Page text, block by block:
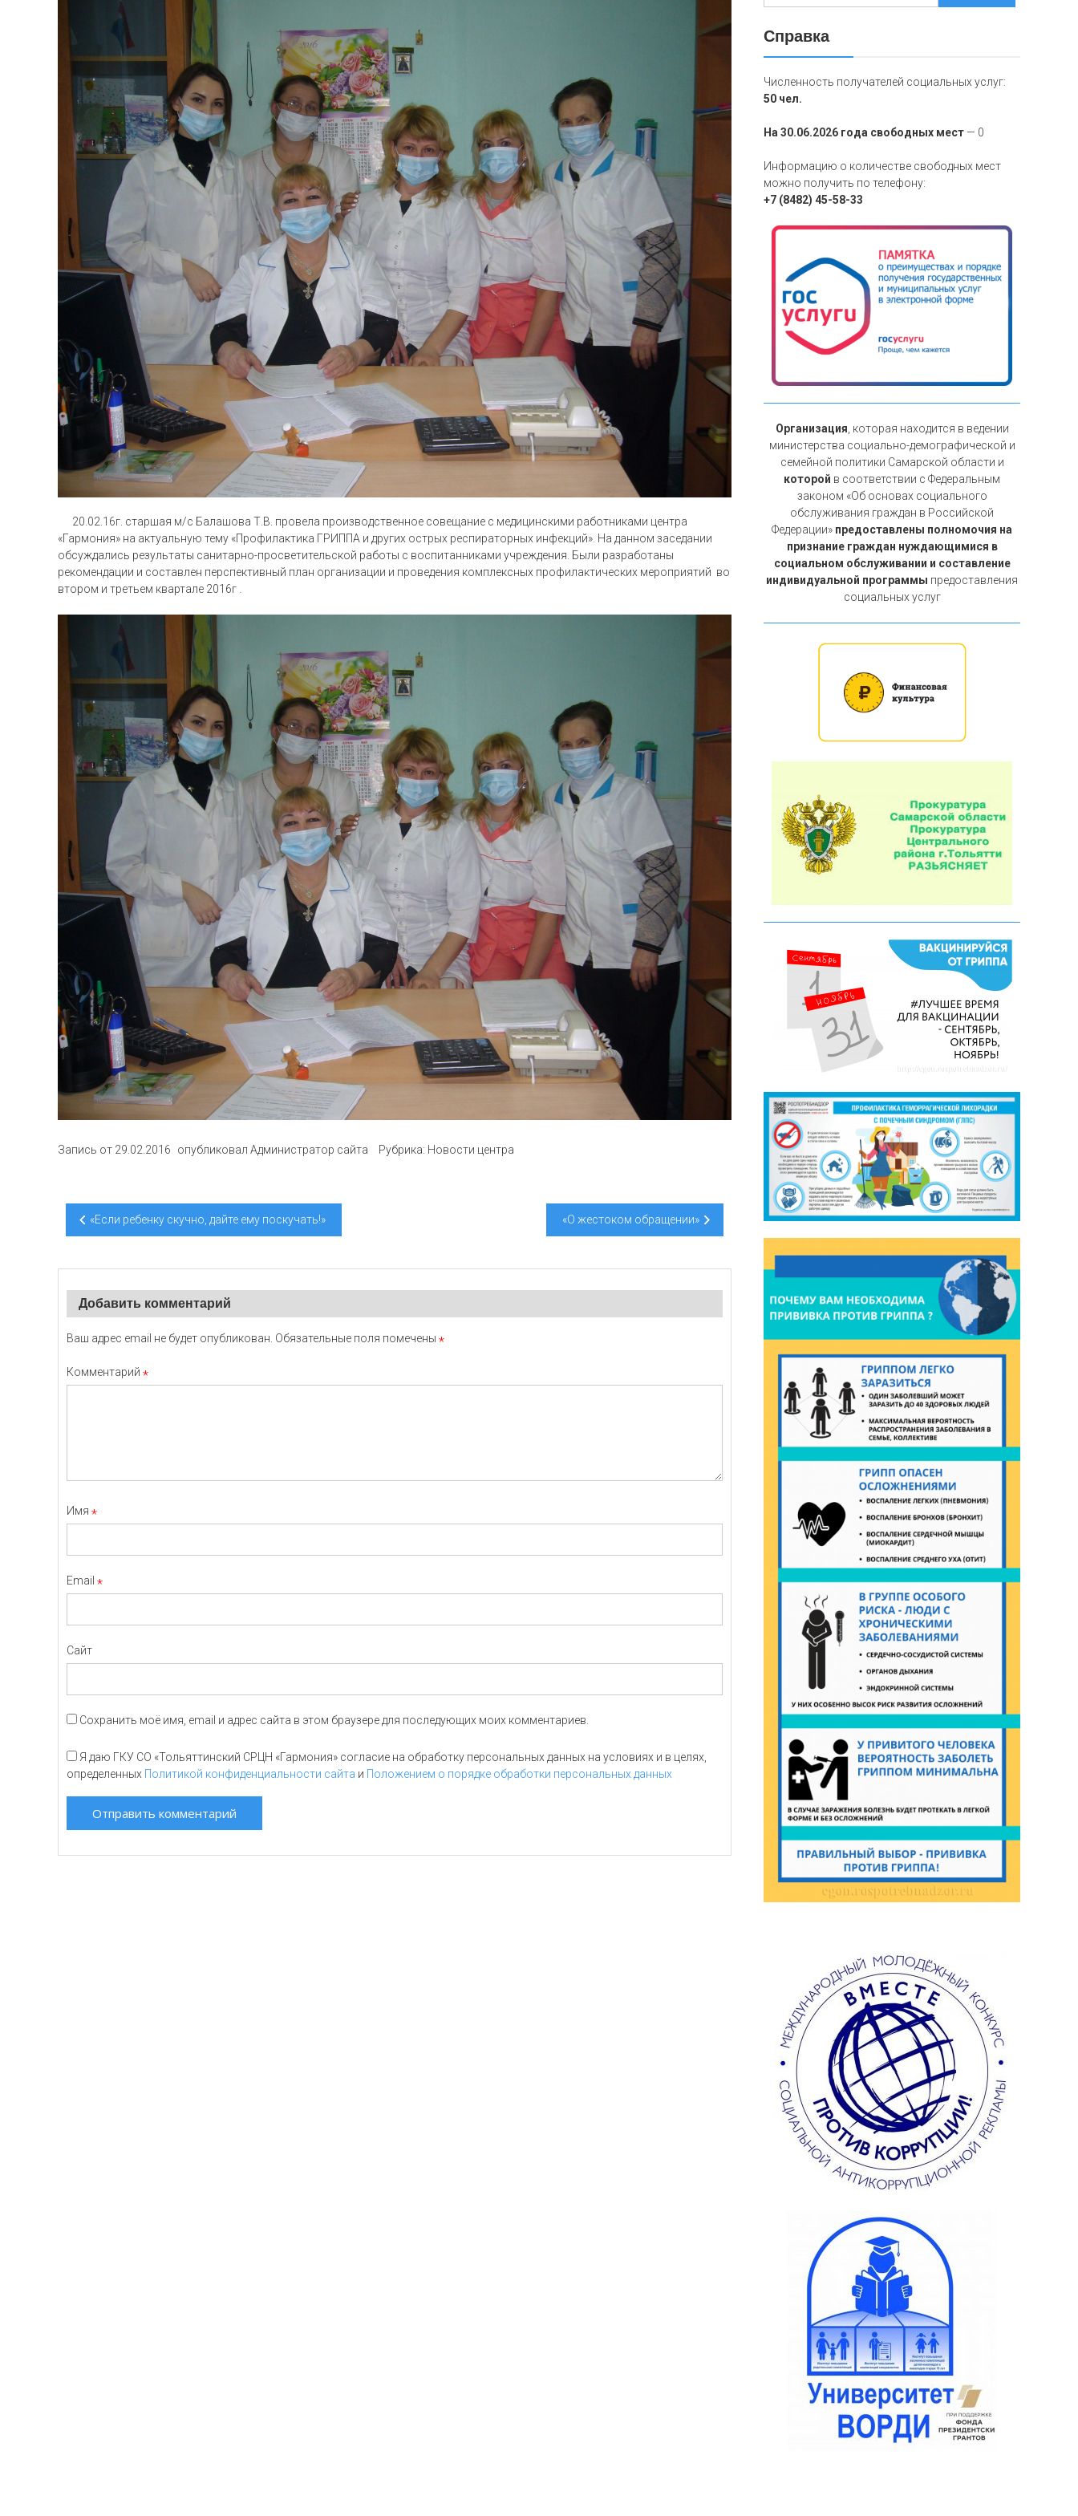
20.02.16г. старшая м/с Балашова Т.В. провела производственное совещание с медицинскими работниками центра
«Гармония» на актуальную тему «Профилактика ГРИППА и других острых респираторных инфекций». На данном заседании
обсуждались результаты санитарно-просветительской работы с воспитанниками учреждения. Были разработаны
рекомендации и составлен перспективный план организации и проведения комплексных профилактических мероприятий во
втором и третьем квартале 2016г .
Запись от 29.02.2016 опубликовал Администратор сайта Рубрика: Новости центра
Навигация
по
записям
«Если ребенку скучно, дайте ему поскучать!» «О жестоком обращении»
Добавить комментарий
Ваш адрес email не будет опубликован. Обязательные поля помечены *
Комментарий *
Имя *
Email *
Сайт
Сохранить моё имя, email и адрес сайта в этом браузере для последующих моих комментариев.
Я даю ГКУ СО «Тольяттинский СРЦН «Гармония» согласие на обработку персональных данных на условиях и в целях,
определенных Политикой конфиденциальности сайта и Положением о порядке обработки персональных данных
Справка
Численность получателей социальных услуг:
50 чел.
На 30.06.2026 года свободных мест — 0
Информацию о количестве свободных мест
можно получить по телефону:
+7 (8482) 45-58-33
Организация , которая находится в ведении
министерства социально-демографической и
семейной политики Самарской области и
которой в соответствии с Федеральным
законом «Об основах социального
обслуживания граждан в Российской
Федерации» предоставлены полномочия на
признание граждан нуждающимися в
социальном обслуживании и составление
индивидуальной программы предоставления
социальных услуг